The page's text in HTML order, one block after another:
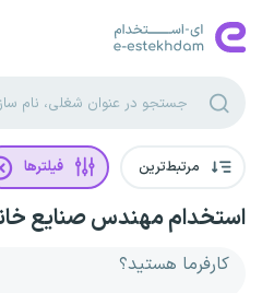
مرتبط‌ترین فیلترها
استخدام مهندس صنایع
کارفرما هستید؟